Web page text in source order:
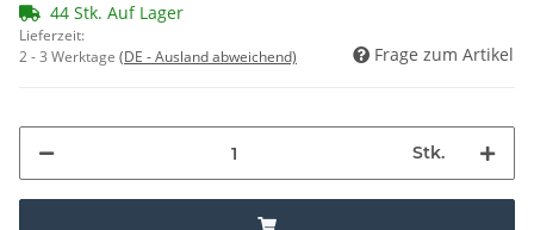
44 Stk. Auf Lager
Lieferzeit:
2 - 3 Werktage (DE - Ausland abweichend) Frage zum Artikel
Stk.